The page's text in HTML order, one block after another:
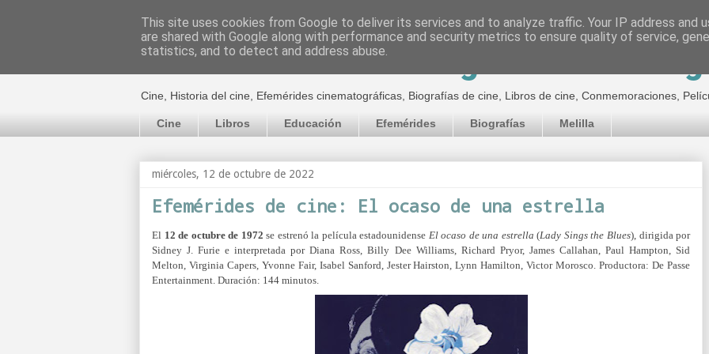
El cultural cinematográfico de Jorge
Cine, Historia del cine, Efemérides cinematográficas, Biografías de cine, Libros de cine, Conmemoraciones,
Cine Libros Educación Efemérides Biografías Melilla
miércoles, 12 de octubre de 2022
Efemérides de cine: El ocaso de una estrella
El 12 de octubre de 1972 se estrenó la película estadounidense El ocaso de una estrella (Lady Sings the Blues), dirigida por
Sidney J. Furie e interpretada por Diana Ross,Billy Dee Williams, Richard Pryor, James Callahan, Paul Hampton,Sid
Melton, Virginia Capers, Yvonne Fair, Isabel Sanford, Jester Hairston,Lynn Hamilton,Victor Morosco.Productora:De Passe
Entertainment. Duración: 144 minutos.
This site uses cookies from Google to deliver its services and to analyze traffic. Your IP address and
are shared with Google along with performance and security metrics to ensure quality of service,
statistics, and to detect and address abuse.